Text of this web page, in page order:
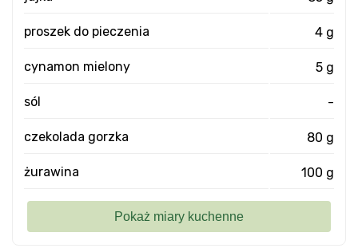
proszek do pieczenia 4 g
cynamon mielony 5 g
sól -
czekolada gorzka 80 g
żurawina 100 g